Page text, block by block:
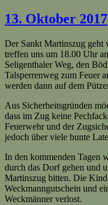
13. Oktober 2017
Der Sankt Martinszug geht
treffen uns um 18.00 Uhr
Seligenthaler Weg, den
Talsperrenweg zum Feuer
werden dann auf dem
Aus Sicherheitsgründen
dass im Zug keine
Feuerwehr und der
jedoch über viele bunte
In den kommenden Tagen
durch das Dorf gehen und
Martinszug bitten. Die
Weckmanngutschein und
Weckmänner verlost.